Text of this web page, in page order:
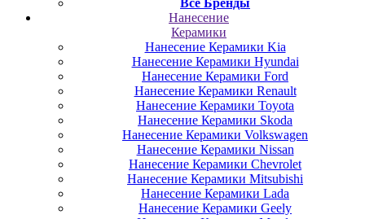
Все Бренды
Нанесение
Керамики
Нанесение Керамики Kia
Нанесение Керамики Hyundai
Нанесение Керамики Ford
Нанесение Керамики Renault
Нанесение Керамики Toyota
Нанесение Керамики Skoda
Нанесение Керамики Volkswagen
Нанесение Керамики Nissan
Нанесение Керамики Chevrolet
Нанесение Керамики Mitsubishi
Нанесение Керамики Lada
Нанесение Керамики Geely